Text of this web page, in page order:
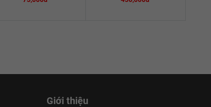
Giới thiệu